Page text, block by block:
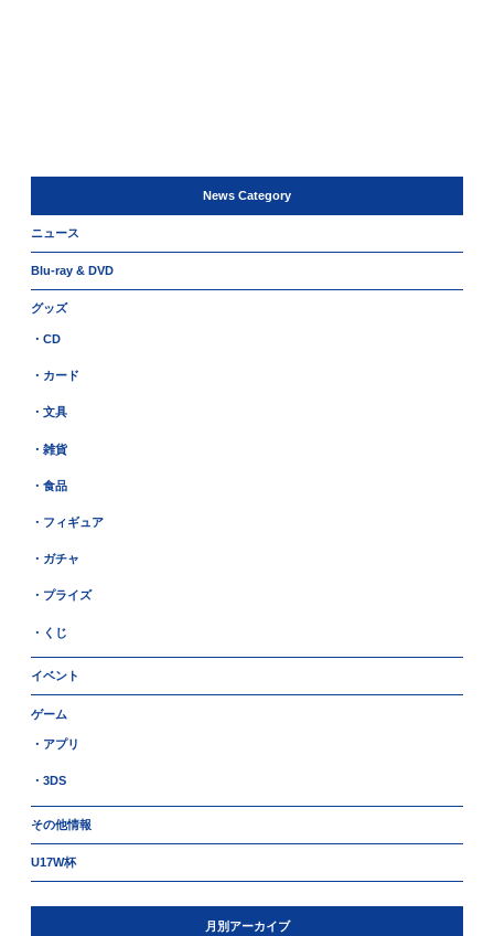
News Category
ニュース
Blu-ray & DVD
グッズ
・CD
・カード
・文具
・雑貨
・食品
・フィギュア
・ガチャ
・プライズ
・くじ
イベント
ゲーム
・アプリ
・3DS
その他情報
U17W杯
月別アーカイブ